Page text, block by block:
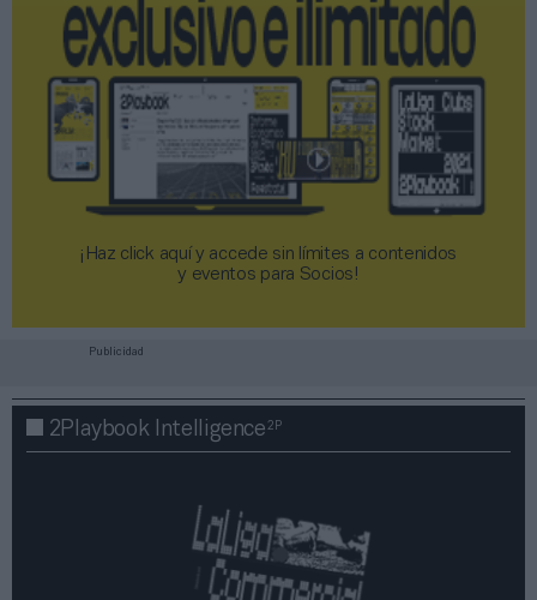
¡Haz click aquí y accede sin límites a contenidos
y eventos para Socios!​​​​​​​
Publicidad
2Playbook Intelligence2P